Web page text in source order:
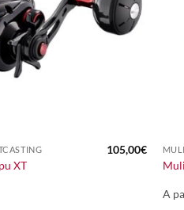
XT
105,00€
A